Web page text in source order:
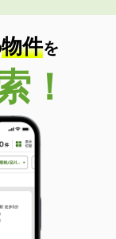
物件を
！